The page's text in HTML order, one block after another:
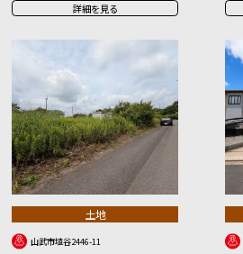
詳細を見る
土地
山武市埴谷2446-11